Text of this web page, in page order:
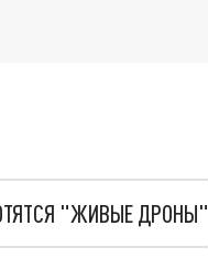
"ЖИВЫЕ ДРОНЫ"